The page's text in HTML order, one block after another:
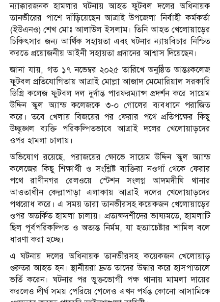
ন্যাক্কারজনক হামলার ঘটনায় আহত ফুটবল দলের অধিনায়ক
তানভীরের পাশে দাঁড়িয়েছেন আত্রাই উপজেলা নির্বাহী কর্মকর্তা
(ইউএনও) শেখ মোঃ আলাউল ইসলাম। তিনি আহত খেলোয়াড়ের
চিকিৎসার জন্য আর্থিক সহায়তা এবং ঘটনার ন্যায়বিচার নিশ্চিত
করতে প্রয়োজনীয় আইনী সহায়তা প্রদানের আশ্বাস দিয়েছেন।
জানা যায়, গত ১৭ নভেম্বর ২০২৫ তারিখে অনুষ্ঠিত আন্তঃকলেজ
ফুটবল প্রতিযোগিতায় আত্রাই মোল্লা আজাদ মেমোরিয়াল সরকারি
ডিগ্রি কলেজ ফুটবল দল দুর্দান্ত পারফরম্যান্স প্রদর্শন করে সায়েম
উদ্দিন স্কুল অ্যান্ড কলেজকে ৩-০ গোলের ব্যবধানে পরাজিত
করে। তবে খেলায় বিজয়ের পর ফেরার পথে প্রতিপক্ষের কিছু
উচ্ছৃঙ্খল ব্যক্তি পরিকল্পিতভাবে আত্রাই দলের খেলোয়াড়দের
ওপর হামলা চালায়।
অভিযোগ রয়েছে, পরাজয়ের ক্ষোভে সায়েম উদ্দিন স্কুল অ্যান্ড
কলেজের কিছু শিক্ষার্থী ও সংশ্লিষ্ট ব্যক্তিরা নওগাঁ থেকে ফেরার
পথে রাণীনগর রেলওয়ে স্টেশন সংলগ্ন আদমদীঘি থানার
আওতাধীন কেল্লাপাড়া এলাকায় আত্রাই দলের খেলোয়াড়দের
পথরোধ করে। এ সময় তারা তানভীরসহ কয়েকজন খেলোয়াড়ের
ওপর অতর্কিত হামলা চালায়। প্রত্যক্ষদর্শীদের ভাষ্যমতে, হামলাটি
ছিল পূর্বপরিকল্পিত ও অত্যন্ত নির্মম, যা হত্যাচেষ্টার শামিল বলে
ধারণা করা হচ্ছে।
এ ঘটনায় দলের অধিনায়ক তানভীরসহ কয়েকজন খেলোয়াড়
গুরুতর আহত হন। স্থানীয়রা দ্রুত তাদের উদ্ধার করে হাসপাতালে
ভর্তি করেন। ঘটনার পর ভুক্তভোগী পক্ষ থানায় মামলা দায়ের
করলেও দীর্ঘ সময় পেরিয়ে গেলেও এখন পর্যন্ত কোনো আসামিকে